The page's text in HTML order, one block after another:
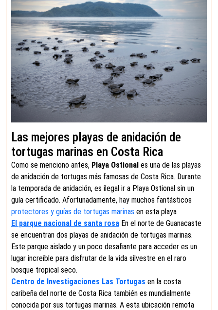
Las mejores playas de anidación de
tortugas marinas en Costa Rica
Como se menciono antes, Playa Ostional es una de las playas
de anidación de tortugas más famosas de Costa Rica. Durante
la temporada de anidación, es ilegal ir a Playa Ostional sin un
guía certificado. Afortunadamente, hay muchos fantásticos
protectores y guías de tortugas marinas en esta playa
El parque nacional de santa rosa En el norte de Guanacaste
se encuentran dos playas de anidación de tortugas marinas.
Este parque aislado y un poco desafiante para acceder es un
lugar increíble para disfrutar de la vida silvestre en el raro
bosque tropical seco.
Centro de Investigaciones Las Tortugas en la costa
caribeña del norte de Costa Rica también es mundialmente
conocida por sus tortugas marinas. A esta ubicación remota